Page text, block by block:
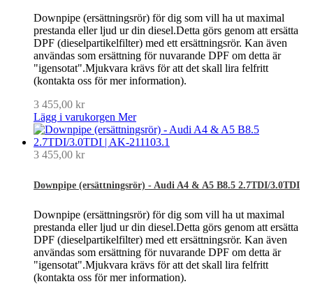
Downpipe (ersättningsrör) för dig som vill ha ut maximal
prestanda eller ljud ur din diesel.Detta görs genom att ersätta
DPF (dieselpartikelfilter) med ett ersättningsrör. Kan även
användas som ersättning för nuvarande DPF om detta är
"igensotat".Mjukvara krävs för att det skall lira felfritt
(kontakta oss för mer information).
3 455,00 kr
Lägg i varukorgen Mer
3 455,00 kr
Downpipe (ersättningsrör) - Audi A4 & A5 B8.5 2.7TDI/3.0TDI
Downpipe (ersättningsrör) för dig som vill ha ut maximal
prestanda eller ljud ur din diesel.Detta görs genom att ersätta
DPF (dieselpartikelfilter) med ett ersättningsrör. Kan även
användas som ersättning för nuvarande DPF om detta är
"igensotat".Mjukvara krävs för att det skall lira felfritt
(kontakta oss för mer information).